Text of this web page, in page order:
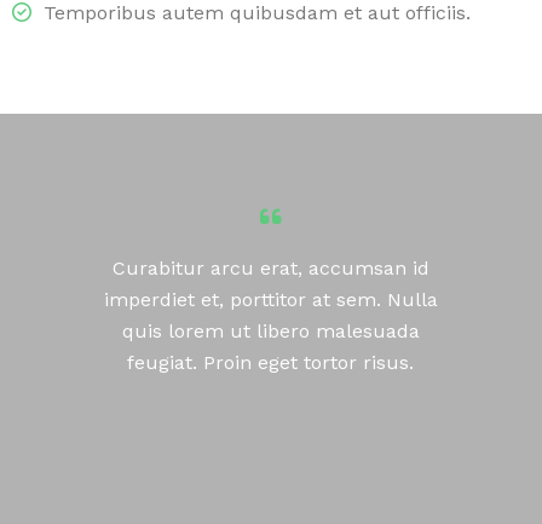
Temporibus autem quibusdam et aut officiis.
Curabitur arcu erat, accumsan id
imperdiet et, porttitor at sem. Nulla
quis lorem ut libero malesuada
feugiat. Proin eget tortor risus.